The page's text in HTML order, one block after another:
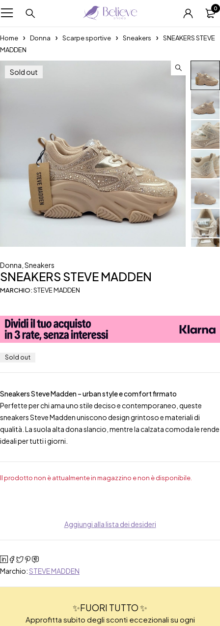
0
Home Donna Scarpe sportive Sneakers
SNEAKERS STEVE
MADDEN
Sold out
Donna Sneakers
SNEAKERS STEVE MADDEN
MARCHIO:STEVE MADDEN
Sold out
Sneakers Steve Madden – urban style e comfort firmato
Perfette per chi ama uno stile deciso e contemporaneo, queste
sneakers Steve Madden uniscono design grintoso e materiali di
qualità. La suola alta dona slancio, mentre la calzata comoda le rende
ideali per tutti i giorni.
Il prodotto non è attualmente in magazzino e non è disponibile.
Aggiungi alla lista dei desideri
Marchio:STEVE MADDEN
✨FUORI TUTTO ✨
Approfitta subito degli sconti eccezionali su ogni